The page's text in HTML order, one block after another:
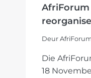
Deur
Die
18